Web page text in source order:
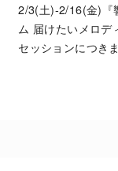
2/3(土)-2/16(金)『
ム 届けたいメロデ
セッションにつき